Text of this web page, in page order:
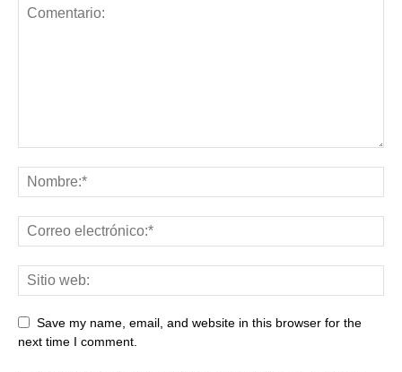
Save my name, email, and website in this browser for the
next time I comment.